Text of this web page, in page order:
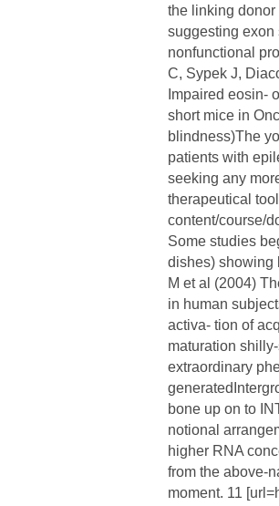
the linking donor
suggesting exon
nonfunctional
C, Sypek J,
Impaired eosin-
short mice in
blindness)The
patients with
seeking any
therapeutical
content/course/
Some studies
dishes) showing
M et al (2004)
in human
activa- tion of
maturation
extraordinary
bone up on to
notional
higher RNA
from the above-
moment. 11